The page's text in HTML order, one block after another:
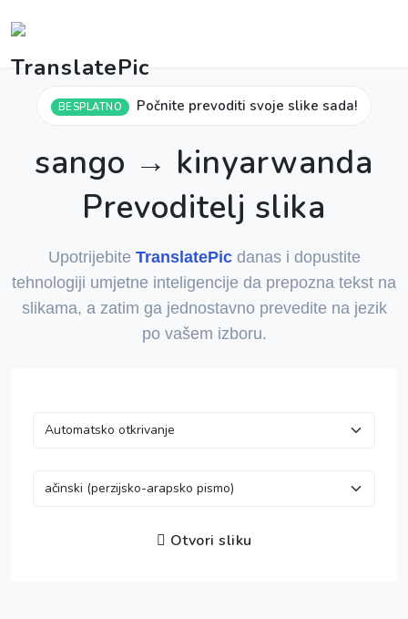
BESPLATNO Počnite prevoditi svoje slike sada!
sango → kinyarwanda
Prevoditelj slika
Upotrijebite TranslatePicdanas i dopustite
tehnologiji umjetne inteligencije da prepozna tekst na
slikama, a zatim ga jednostavno prevedite na jezik
po vašem izboru.
Otvori sliku